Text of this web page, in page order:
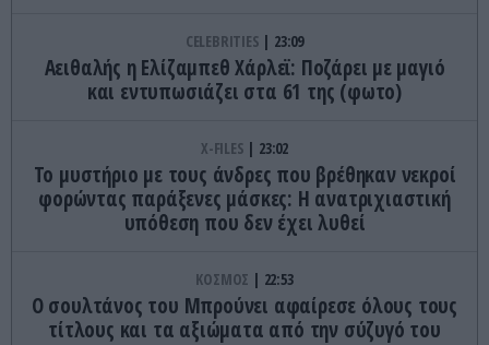
CELEBRITIES 23:09
Αειθαλής η Ελίζαμπεθ Χάρλεϊ: Ποζάρει με μαγιό
και εντυπωσιάζει στα 61 της (φωτο)
X-FILES 23:02
Το μυστήριο με τους άνδρες που βρέθηκαν νεκροί
φορώντας παράξενες μάσκες: Η ανατριχιαστική
υπόθεση που δεν έχει λυθεί
ΚΟΣΜΟΣ 22:53
Ο σουλτάνος του Μπρούνει αφαίρεσε όλους τους
τίτλους και τα αξιώματα από την σύζυγό του